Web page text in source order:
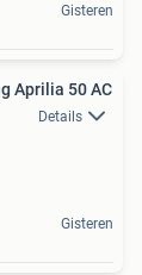
Gisteren
Aprilia 50 AC
Details
Gisteren